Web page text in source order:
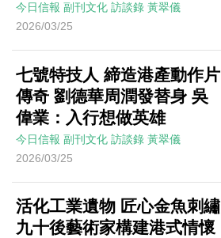
今日信報 副刊文化 訪談錄 黃翠儀
2026/03/25
七號特技人 締造港產動作片
傳奇 劉德華周潤發替身 吳
偉業：入行想做英雄
今日信報 副刊文化 訪談錄 黃翠儀
2026/03/25
活化工業遺物 匠心金魚刺繡
九十後藝術家構建港式情懷